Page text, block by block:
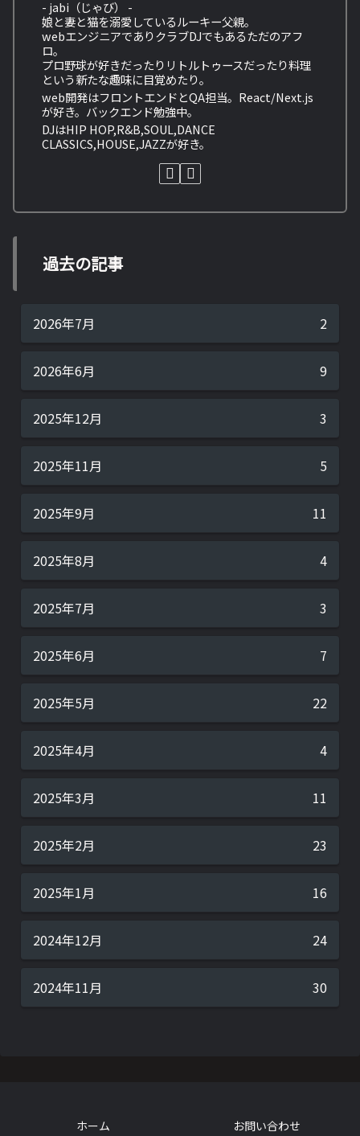
- jabi（じゃび） -
娘と妻と猫を溺愛しているルーキー父親。
webエンジニアでありクラブDJでもあるただのアフ
ロ。
プロ野球が好きだったりリトルトゥースだったり料理
という新たな趣味に目覚めたり。
web開発はフロントエンドとQA担当。React/Next.js
が好き。バックエンド勉強中。
DJはHIP HOP,R&B,SOUL,DANCE
CLASSICS,HOUSE,JAZZが好き。
過去の記事
2026年7月 2
2026年6月 9
2025年12月 3
2025年11月 5
2025年9月 11
2025年8月 4
2025年7月 3
2025年6月 7
2025年5月 22
2025年4月 4
2025年3月 11
2025年2月 23
2025年1月 16
2024年12月 24
2024年11月 30
ホーム お問い合わせ